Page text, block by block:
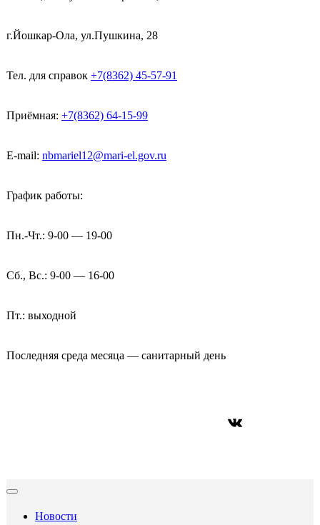
г.Йошкар-Ола, ул.Пушкина, 28
Тел. для справок +7(8362) 45-57-91
Приёмная: +7(8362) 64-15-99
E-mail: nbmariel12@mari-el.gov.ru
График работы:
Пн.-Чт.: 9-00 — 19-00
Сб., Вс.: 9-00 — 16-00
Пт.: выходной
Последняя среда месяца — санитарный день
ВКонтакте
Новости